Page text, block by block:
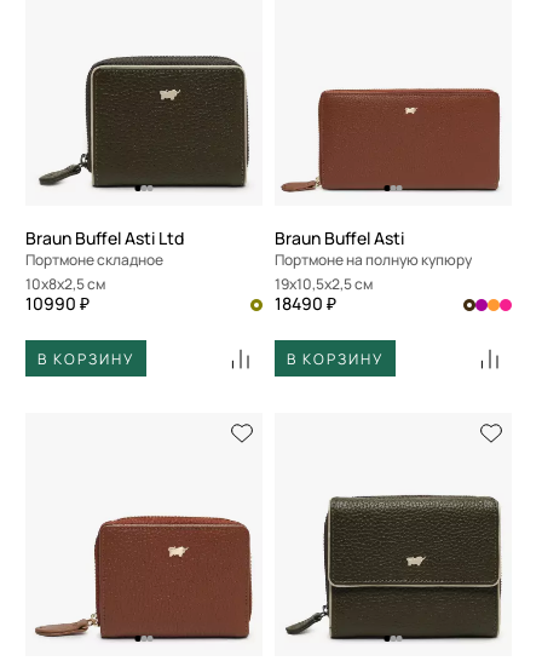
Braun Buffel Asti Ltd
Портмоне складное
10x8x2,5 см
10990 ₽
В КОРЗИНУ
Braun Buffel Asti
Портмоне на полную купюру
19x10,5x2,5 см
18490 ₽
В КОРЗИНУ